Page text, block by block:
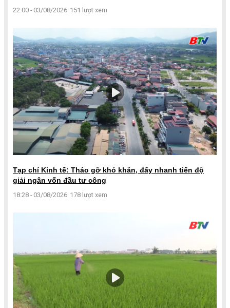
22:00 - 03/08/2026 151 lượt xem
Tạp chí Kinh tế: Tháo gỡ khó khăn, đẩy nhanh tiến độ
giải ngân vốn đầu tư công
18:28 - 03/08/2026 178 lượt xem